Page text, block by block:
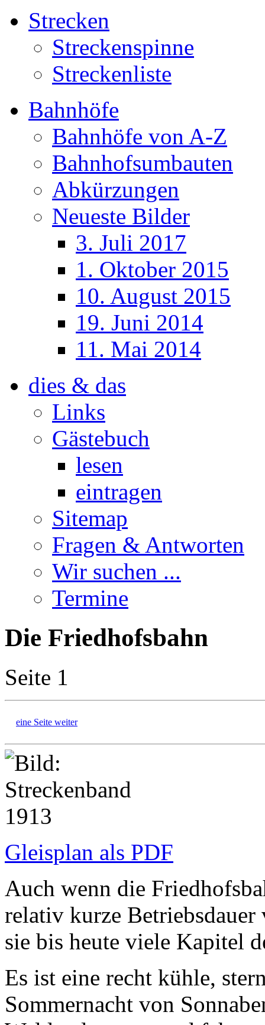
Strecken
Streckenspinne
Streckenliste
Bahnhöfe
Bahnhöfe von A-Z
Bahnhofsumbauten
Abkürzungen
Neueste Bilder
3. Juli 2017
1. Oktober 2015
10. August 2015
19. Juni 2014
11. Mai 2014
dies & das
Links
Gästebuch
lesen
eintragen
Sitemap
Fragen & Antworten
Wir suchen ...
Termine
Die Friedhofsbahn
Seite 1
eine Seite weiter
Gleisplan als PDF
Auch wenn die
relativ kurze
sie bis heute viele Kapitel
Es ist eine recht kühle,
Sommernacht von